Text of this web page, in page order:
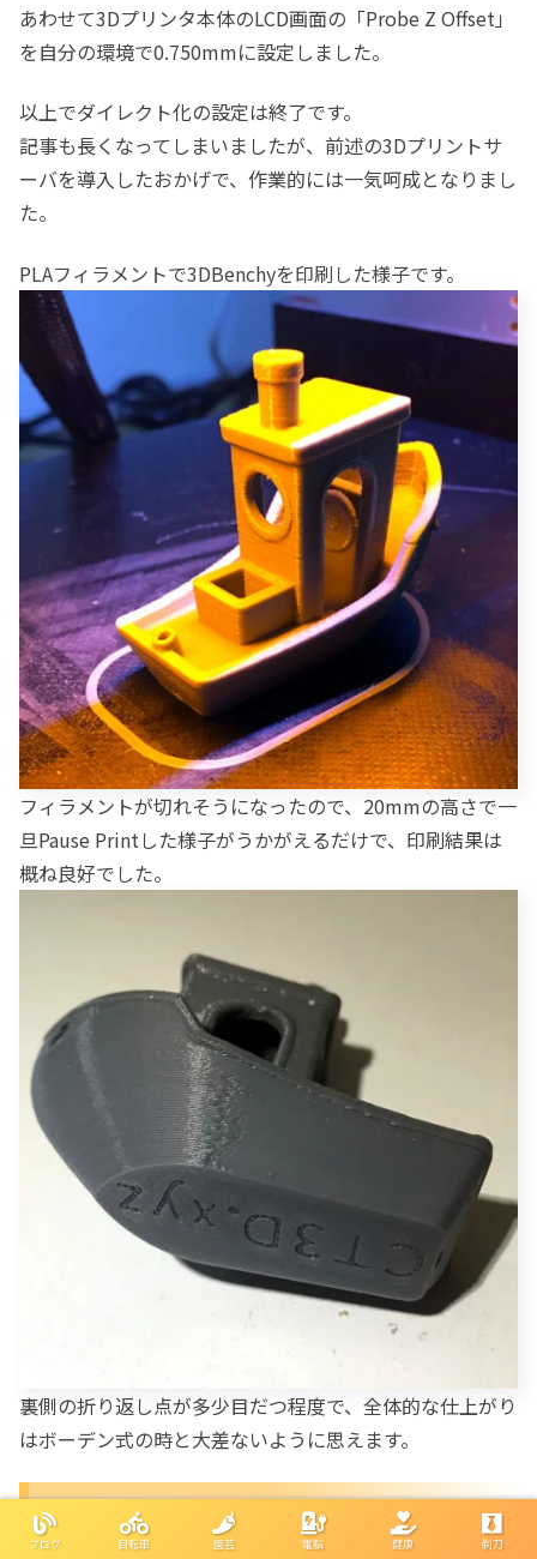
あわせて3Dプリンタ本体のLCD画面の「Probe Z Offset」
を自分の環境で0.750mmに設定しました。
以上でダイレクト化の設定は終了です。
記事も長くなってしまいましたが、前述の3Dプリントサ
ーバを導入したおかげで、作業的には一気呵成となりまし
た。
PLAフィラメントで3DBenchyを印刷した様子です。
フィラメントが切れそうになったので、20mmの高さで一
旦Pause Printした様子がうかがえるだけで、印刷結果は
概ね良好でした。
裏側の折り返し点が多少目だつ程度で、全体的な仕上がり
はボーデン式の時と大差ないように思えます。
TPUフィラメントでも印刷してみま
した。
ブログ 自転車 園芸 電脳 健康 剃刀